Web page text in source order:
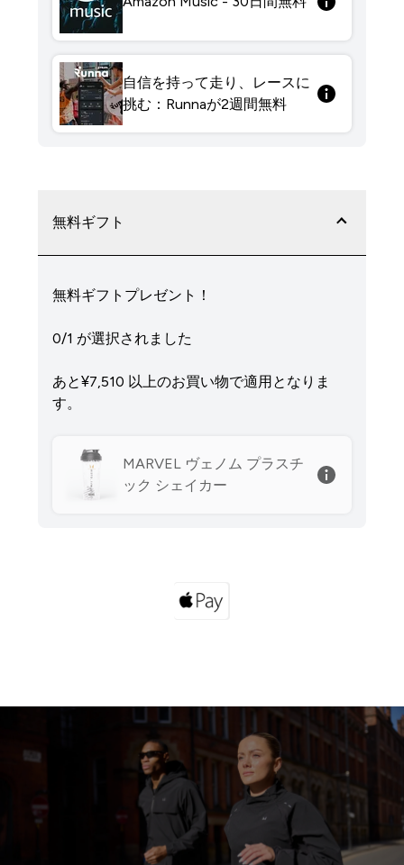
自信を持って走り、レースに
挑む：Runnaが2週間無料
無料ギフト
無料ギフトプレゼント！
0/1 が選択されました
あと¥7,510‎ 以上のお買い物で適用となりま
す。
MARVEL ヴェノム プラスチ
ック シェイカー